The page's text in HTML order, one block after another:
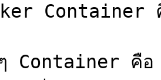
Container
Container คือ